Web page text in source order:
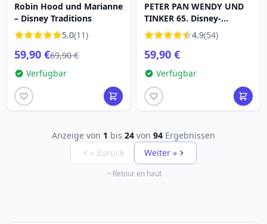
Robin Hood und Marianne
– Disney Traditions
5.0(11)
59,90 €69,90 €
Verfügbar
PETER PAN WENDY UND
TINKER 65. Disney-
Geburtstagstraditionen
4.9(54)
59,90 €
Verfügbar
Anzeige von 1 bis 24 von 94 Ergebnissen
« Zurück
Weiter »
Retour en haut